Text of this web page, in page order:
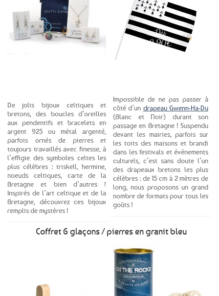
De jolis bijoux celtiques et
bretons, des boucles d’oreilles
aux pendentifs et bracelets en
argent 925 ou métal argenté,
parfois ornés de pierres et
toujours travaillés avec finesse, à
l’effigie des symboles celtes les
plus célèbres : triskell, hermine,
noeuds celtiques, carte de la
Bretagne et bien d’autres !
Inspirés de l’art celtique et de la
Bretagne, découvrez ces bijoux
remplis de mystères !
Dès
2,90€
Impossible de ne pas passer à
côté d’un drapeau Gwenn-Ha-Du
(Blanc et Noir) durant son
passage en Bretagne ! Suspendu
devant les mairies, parfois sur
les toits des maisons et brandi
dans les festivals et événements
culturels, c’est sans doute l’un
des drapeaux bretons les plus
célèbres : de 15 cm à 2 mètres de
long, nous proposons un grand
nombre de formats pour tous les
goûts !
Coffret 6 glaçons / pierres en granit bleu